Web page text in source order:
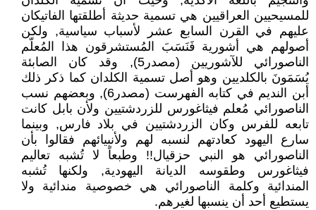
للمسيحيين العراقيين هي تسمية حديثة أطلقتها الفاتيكان
عليهم في القرن السابع عشر لأسباب سياسية, ولكن
أصولهم هي أشورية فَنَسَبَ المُستشرقون هذا المُعلّم
الناصورائي للآشوريين (مصدر5), وقد كان الصابئة
يُسَمَونَ بالكلديين وهو أصل تسمية الكلدان كما ذكر ذلك
أبن النديم في كتابه الفهرست (مصدر6), وبعضهم نسب
الناصورائي مُعلم فيثاغورس للزردشتيين ولأن بابل كانت
تابعه للفرس وكان الزردشتيين في بلاد فارس, وبينما
سارع اليهود كعادتهم لنسبه لهم ولأنبيائهم فقالوا بأن
الناصورائي هو النبي حزقيال!! وطبعاً لا تُشبه تعاليم
فيثاغورس وطقوسه الديانة اليهودية, ولكنها تُشبه
المندائية وكلمة الناصورائي هي خصوصية مندائية ولا
يستطيع أحد أن ينسبها لغيرهم.